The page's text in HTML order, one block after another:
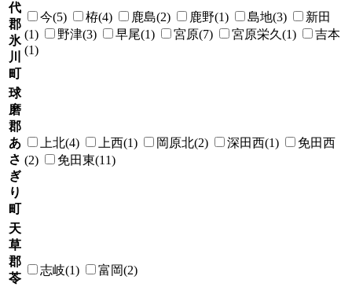
代
郡
氷
川
町
今(5) 栫(4) 鹿島(2) 鹿野(1) 島地(3)
新田
(1)
野津(3) 早尾(1) 宮原(7) 宮原栄久(1)
吉本
(1)
球
磨
郡
あ
さ
ぎ
り
町
上北(4) 上西(1) 岡原北(2) 深田西(1)
免田西
(2)
免田東(11)
天
草
郡
苓
志岐(1) 富岡(2)